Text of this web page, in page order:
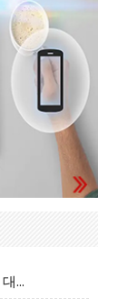
CNC Tech 국산 케이블 구성 요소 평가 및 대량 생산 적합성 가이드